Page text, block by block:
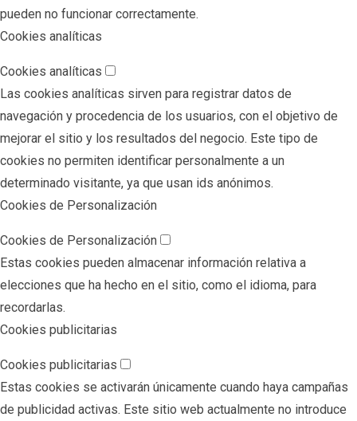
pueden no funcionar correctamente.
Cookies analíticas
Cookies analíticas
Las cookies analíticas sirven para registrar datos de
navegación y procedencia de los usuarios, con el objetivo de
mejorar el sitio y los resultados del negocio. Este tipo de
cookies no permiten identificar personalmente a un
determinado visitante, ya que usan ids anónimos.
Cookies de Personalización
Cookies de Personalización
Estas cookies pueden almacenar información relativa a
elecciones que ha hecho en el sitio, como el idioma, para
recordarlas.
Cookies publicitarias
Cookies publicitarias
Estas cookies se activarán únicamente cuando haya campañas
de publicidad activas. Este sitio web actualmente no introduce